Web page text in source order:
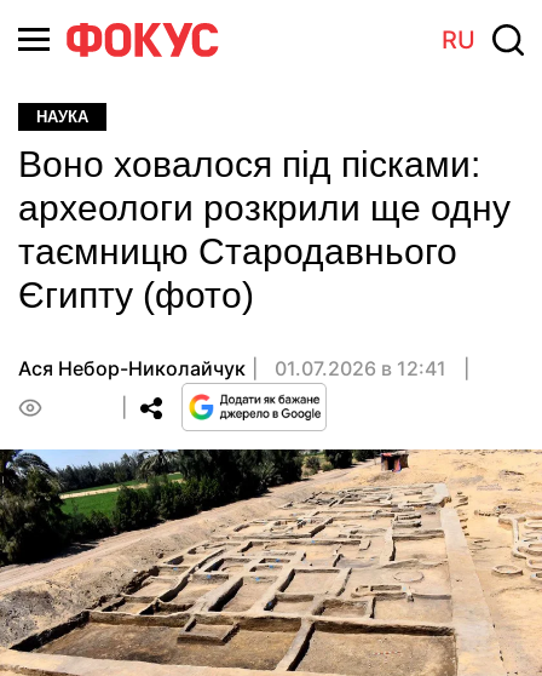
RU
НАУКА
Воно ховалося під пісками:
археологи розкрили ще одну
таємницю Стародавнього
Єгипту (фото)
Ася Небор-Николайчук
01.07.2026 в 12:41